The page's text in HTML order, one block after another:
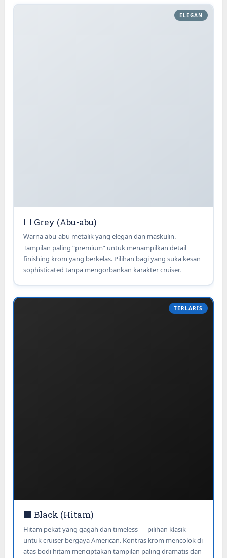
ELEGAN
⬜ Grey (Abu-abu)
Warna abu-abu metalik yang elegan dan maskulin.
Tampilan paling “premium” untuk menampilkan detail
finishing krom yang berkelas. Pilihan bagi yang suka kesan
sophisticated tanpa mengorbankan karakter cruiser.
TERLARIS
⬛ Black (Hitam)
Hitam pekat yang gagah dan timeless — pilihan klasik
untuk cruiser bergaya American. Kontras krom mencolok di
atas bodi hitam menciptakan tampilan paling dramatis dan